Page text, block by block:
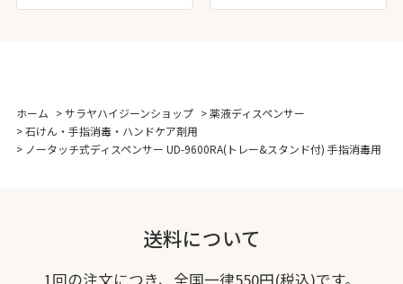
ホーム >サラヤハイジーンショップ >薬液ディスペンサー
>石けん・手指消毒・ハンドケア剤用
> ノータッチ式ディスペンサー UD-9600RA(トレー&スタンド付) 手指消毒用
送料について
1回の注文につき、全国一律550円(税込)です。